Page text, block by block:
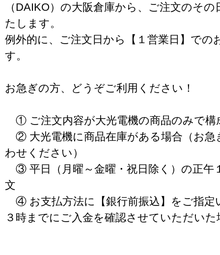
（DAIKO）の大阪倉庫から、ご注文のそ
たします。
例外的に、ご注文日から【１営業日】での
す。
お急ぎの方、どうぞご利用ください！
① ご注文内容が大光電機の商品のみで構
② 大光電機に商品在庫がある場合（お急
わせください）
③ 平日（月曜～金曜・祝日除く）の正午
文
④ お支払方法に【銀行前振込】をご指定
３時までにご入金を確認させていただいた